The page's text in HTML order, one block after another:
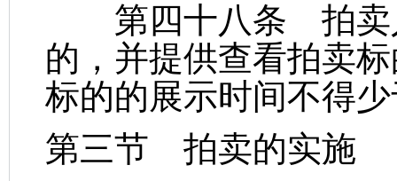
第四十八条 拍卖
的，并提供查看拍卖
标的的展示时间不得
第三节 拍卖的实施